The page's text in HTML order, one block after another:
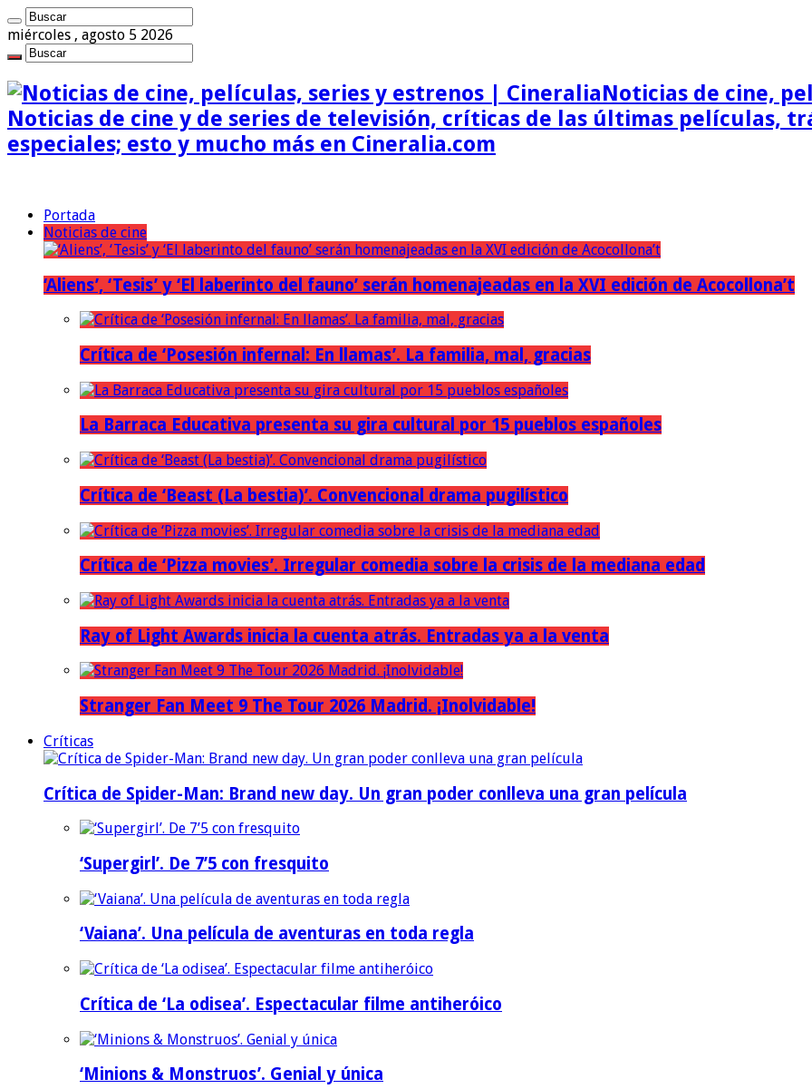
miércoles , agosto 5 2026
Noticias de cine,
Noticias de cine y de series de televisión, críticas de las últimas películas,
especiales; esto y mucho más en Cineralia.com
Portada
Noticias de cine
‘Aliens’, ‘Tesis’ y ‘El laberinto del fauno’ serán homenajeadas en la XVI edición de Acocollona’t
Crítica de ‘Posesión infernal: En llamas’. La familia, mal, gracias
La Barraca Educativa presenta su gira cultural por 15 pueblos españoles
Crítica de ‘Beast (La bestia)’. Convencional drama pugilístico
Crítica de ‘Pizza movies’. Irregular comedia sobre la crisis de la mediana edad
Ray of Light Awards inicia la cuenta atrás. Entradas ya a la venta
Stranger Fan Meet 9 The Tour 2026 Madrid. ¡Inolvidable!
Críticas
Crítica de Spider-Man: Brand new day. Un gran poder conlleva una gran película
‘Supergirl’. De 7’5 con fresquito
‘Vaiana’. Una película de aventuras en toda regla
Crítica de ‘La odisea’. Espectacular filme antiheróico
‘Minions & Monstruos’. Genial y única